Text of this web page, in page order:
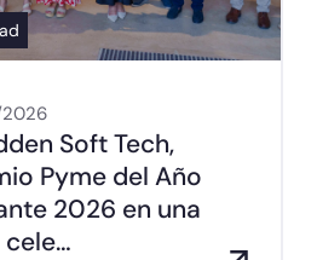
Soft Tech,
Pyme del Año
2026 en una
cele…